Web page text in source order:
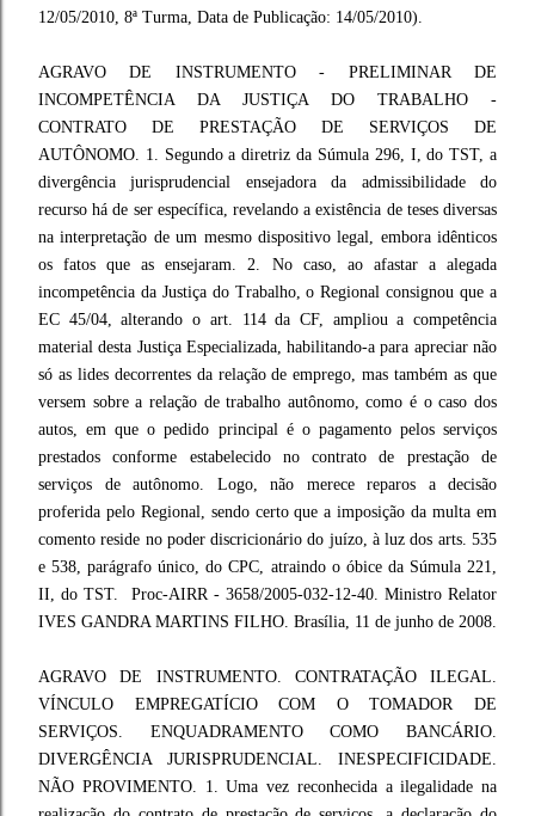
12/05/2010, 8ª Turma, Data de Publicação: 14/05/2010).
AGRAVO DE INSTRUMENTO - PRELIMINAR DE
INCOMPETÊNCIA DA JUSTIÇA DO TRABALHO -
CONTRATO DE PRESTAÇÃO DE SERVIÇOS DE
AUTÔNOMO. 1. Segundo a diretriz da Súmula 296, I, do TST, a
divergência jurisprudencial ensejadora da admissibilidade do
recurso há de ser específica, revelando a existência de teses diversas
na interpretação de um mesmo dispositivo legal, embora idênticos
os fatos que as ensejaram. 2. No caso, ao afastar a alegada
incompetência da Justiça do Trabalho, o Regional consignou que a
EC 45/04, alterando o art. 114 da CF, ampliou a competência
material desta Justiça Especializada, habilitando-a para apreciar não
só as lides decorrentes da relação de emprego, mas também as que
versem sobre a relação de trabalho autônomo, como é o caso dos
autos, em que o pedido principal é o pagamento pelos serviços
prestados conforme estabelecido no contrato de prestação de
serviços de autônomo. Logo, não merece reparos a decisão
proferida pelo Regional, sendo certo que a imposição da multa em
comento reside no poder discricionário do juízo, à luz dos arts. 535
e 538, parágrafo único, do CPC, atraindo o óbice da Súmula 221,
II, do TST. Proc-AIRR - 3658/2005-032-12-40. Ministro Relator
IVES GANDRA MARTINS FILHO. Brasília, 11 de junho de 2008.
AGRAVO DE INSTRUMENTO. CONTRATAÇÃO ILEGAL.
VÍNCULO EMPREGATÍCIO COM O TOMADOR DE
SERVIÇOS. ENQUADRAMENTO COMO BANCÁRIO.
DIVERGÊNCIA JURISPRUDENCIAL. INESPECIFICIDADE.
NÃO PROVIMENTO. 1. Uma vez reconhecida a ilegalidade na